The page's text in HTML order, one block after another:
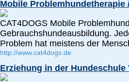
Mobile Problemhundetherapie
CAT4DOGS Mobile
Gebrauchshundeausbildung.
Problem hat meistens der
http://www.cat4dogs.de
Erziehung in der Hundeschule